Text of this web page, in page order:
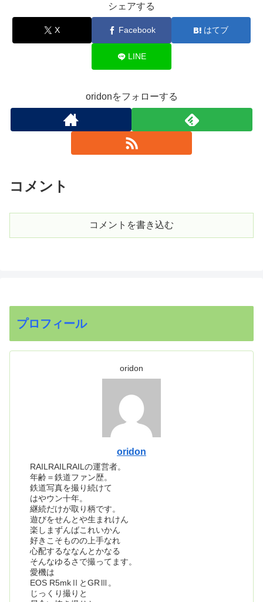
シェアする
X Facebook はてブ
LINE
oridonをフォローする
コメント
コメントを書き込む
プロフィール
oridon
oridon
RAILRAILRAILの運営者。
年齢＝鉄道ファン歴。
鉄道写真を撮り続けて
はやウン十年。
継続だけが取り柄です。
遊びをせんとや生まれけん
楽しまずんばこれいかん
好きこそものの上手なれ
心配するななんとかなる
そんなゆるさで撮ってます。
愛機は
EOS R5mkⅡとGRⅢ。
じっくり撮りと